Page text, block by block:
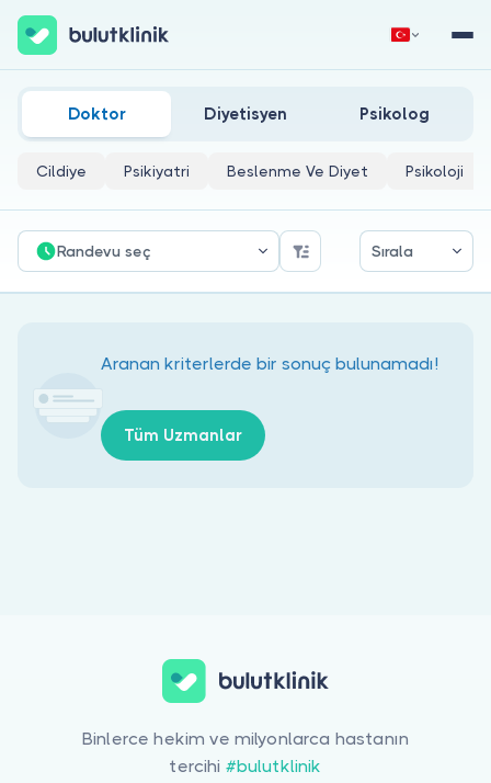
Hastalar için
Doktorlar için
Hemen Kaydol Giriş Yap
Gümüşhane Geleneksel Tıp (getat) Doktorları
Doktor Diyetisyen Psikolog
Cildiye Psikiyatri Beslenme Ve Diyet Psikoloji
Randevu seç Sırala
Aranan kriterlerde bir sonuç bulunamadı!
Tüm Uzmanlar
Binlerce hekim ve milyonlarca hastanın
tercihi #bulutklinik